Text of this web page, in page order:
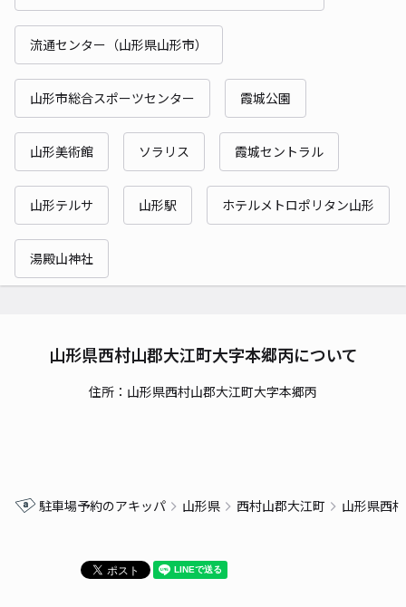
流通センター（山形県山形市）
山形市総合スポーツセンター 霞城公園
山形美術館 ソラリス 霞城セントラル
山形テルサ 山形駅 ホテルメトロポリタン山形
湯殿山神社
山形県西村山郡大江町大字本郷丙について
住所：山形県西村山郡大江町大字本郷丙
駐車場予約のアキッパ 山形県 西村山郡大江町 山形県西